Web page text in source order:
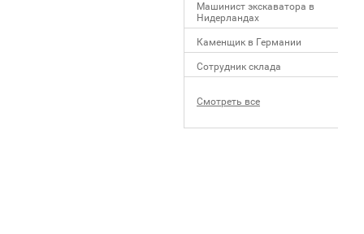
Машинист экскаватора в
Нидерландах
Каменщик в Германии
Сотрудник склада
Смотреть все